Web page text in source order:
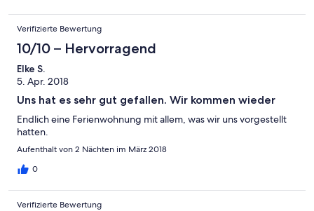
Verifizierte Bewertung
10/10 – Hervorragend
Elke S.
5. Apr. 2018
Uns hat es sehr gut gefallen. Wir kommen wieder
Endlich eine Ferienwohnung mit allem, was wir uns vorgestellt
hatten.
Aufenthalt von 2 Nächten im März 2018
0
Verifizierte Bewertung